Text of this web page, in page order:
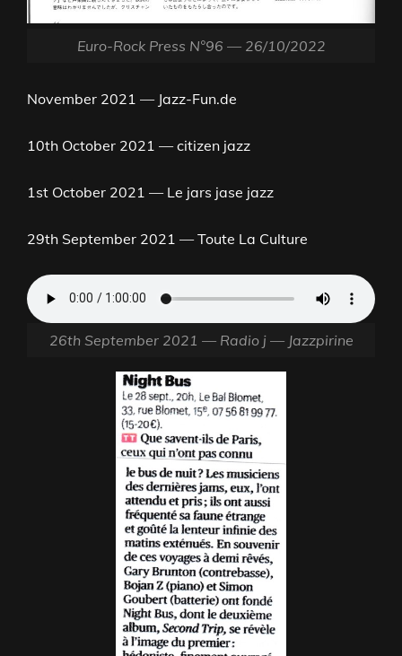
Euro-Rock Press N°96 — 26/10/2022
November 2021 — Jazz-Fun.de
10th October 2021 — citizen jazz
1st October 2021 — Le jars jase jazz
29th September 2021 — Toute La Culture
26th September 2021 — Radio j — Jazzpirine